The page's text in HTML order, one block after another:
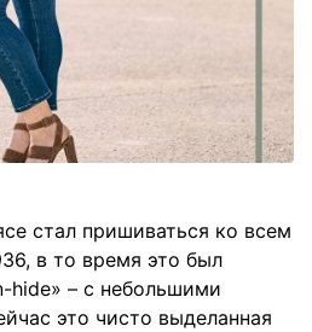
стал пришиваться ко всем
в то время это был
hide» – с небольшими
это чисто выделанная